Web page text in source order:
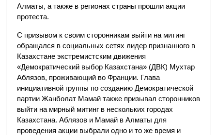
Алматы, а также в регионах страны прошли акции
протеста.
С призывом к своим сторонникам выйти на митинг
обращался в социальных сетях лидер признанного в
Казахстане экстремистским движения
«Демократический выбор Казахстана» (ДВК) Мухтар
Аблязов, проживающий во Франции. Глава
инициативной группы по созданию Демократической
партии Жанболат Мамай также призывал сторонников
выйти на мирный митинг в нескольких городах
Казахстана. Аблязов и Мамай в Алматы для
проведения акции выбрали одно и то же время и